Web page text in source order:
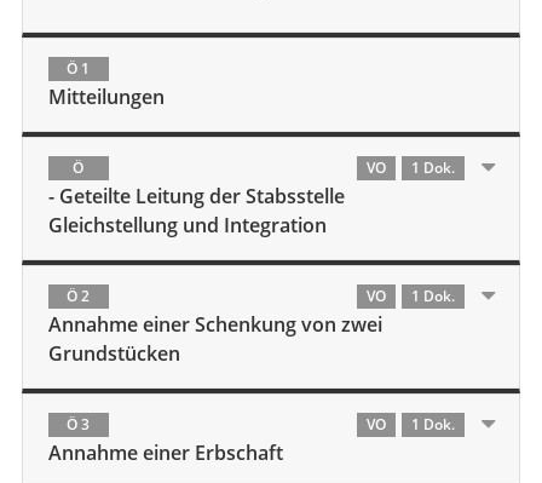
Ö 1
Mitteilungen
Ö VO 1 Dok.
- Geteilte Leitung der Stabsstelle
Gleichstellung und Integration
Ö 2 VO 1 Dok.
Annahme einer Schenkung von zwei
Grundstücken
Ö 3 VO 1 Dok.
Annahme einer Erbschaft